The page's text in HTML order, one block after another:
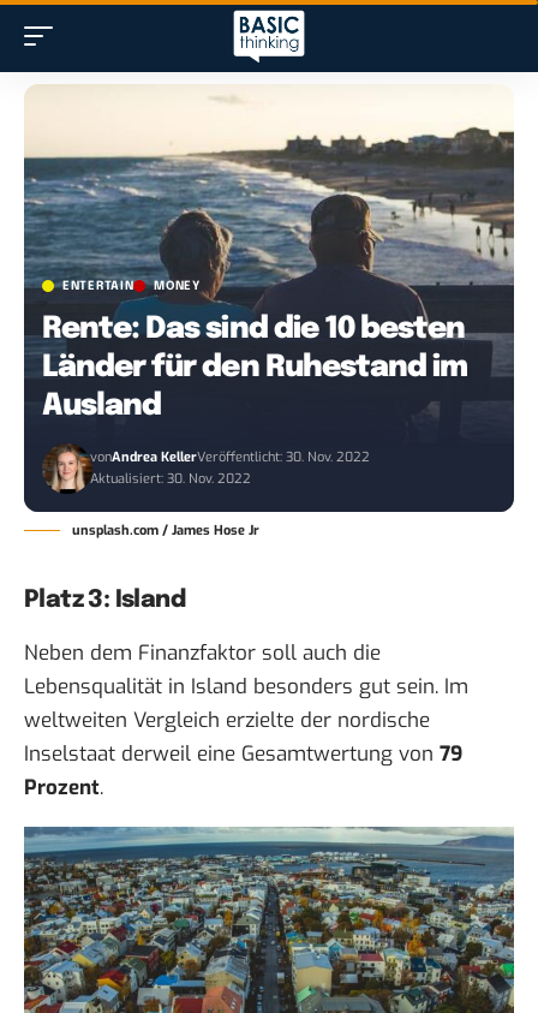
ENTERTAIN MONEY
Rente: Das sind die 10 besten
Länder für den Ruhestand im
Ausland
vonAndrea KellerVeröffentlicht: 30. Nov. 2022
Aktualisiert: 30. Nov. 2022
unsplash.com / James Hose Jr
Platz 3: Island
Neben dem Finanzfaktor soll auch die
Lebensqualität in Island besonders gut sein. Im
weltweiten Vergleich erzielte der nordische
Inselstaat derweil eine Gesamtwertung von 79
Prozent.